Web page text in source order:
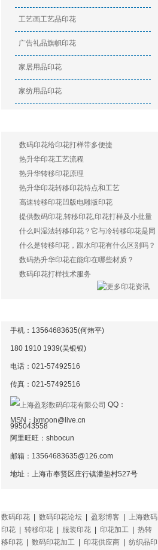
工艺画工艺品印花
广告礼品旗帜印花
家居用品印花
家纺用品印花
数码印花给印花打样带多便捷
热升华印花工艺流程
热升华转移印花原理
热升华印花转移印花特点和工艺
高速转移印花凹版电雕版印花
提供数码印花,转移印花,印花打样及小批量
生产服务
什么叫湿法转移印花？它与冷转移印花是同
样一种印花方式吗？
什么是转移印花，跟水印花有什么区别吗？
数码热升华印花在能印在哪些材质？
数码印花打样技术服务
手机：13564683635(何炜平)
180 1910 1939(吴银银)
电话：021-57492516
传真：021-57492516
QQ：
995043558
MSN： jxmoon@live.cn
阿里旺旺：shbocun
邮箱： 13564683635@126.com
地址：上海市奉贤区庄行镇潘垫村527号
数码印花 数码印花论坛 盈彩博客
上海数码
印花
转移印花 服装印花 印花加工
热转
移印花
数码印花加工 印花供应商
纺织品印